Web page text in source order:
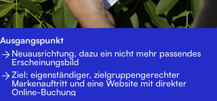
Ausgangspunkt
Neuausrichtung, dazu ein nicht mehr passendes
Erscheinungsbild
Ziel: eigenständiger, zielgruppengerechter
Markenauftritt und eine Website mit direkter
Online-Buchung